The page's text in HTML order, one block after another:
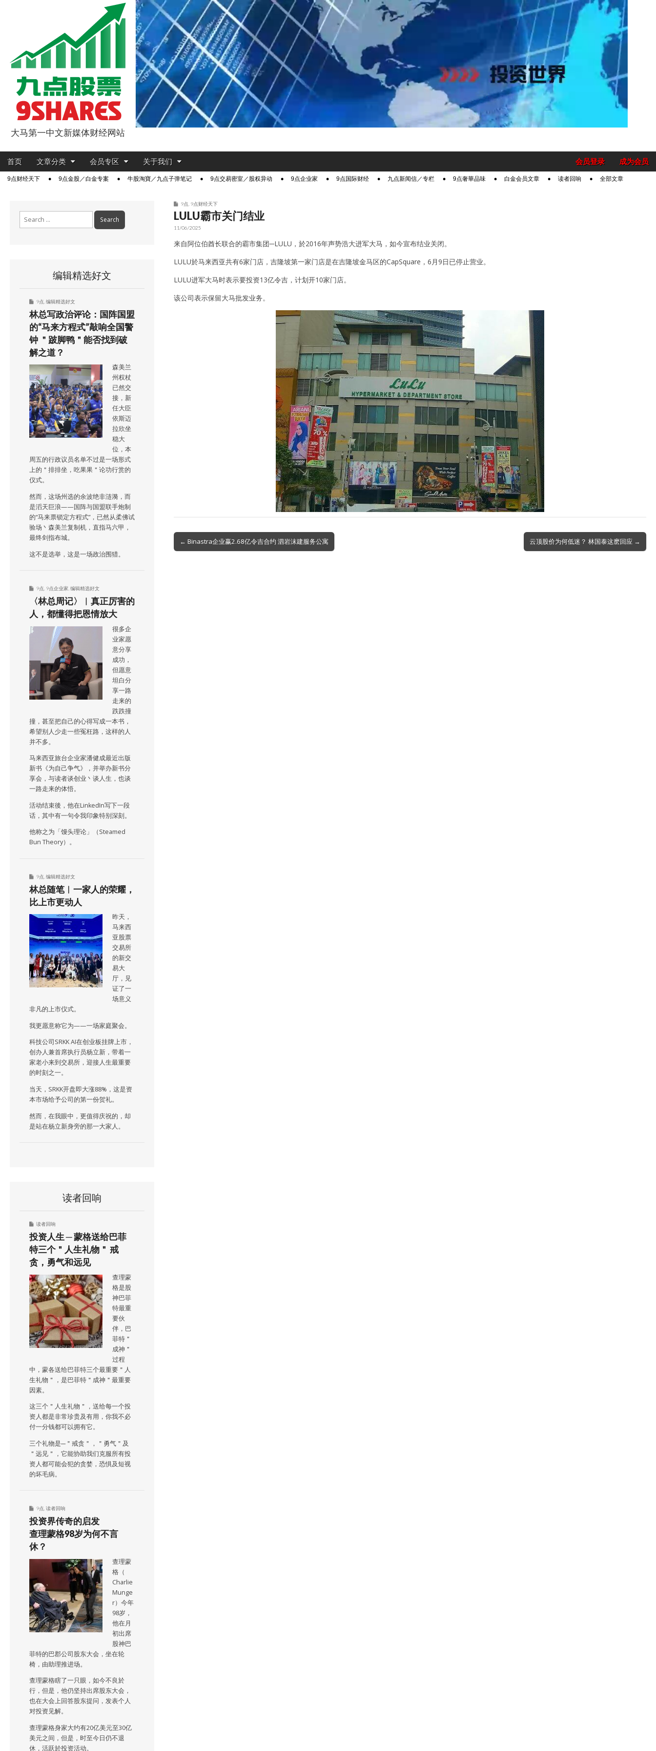
9点股票
大马第一中文新媒体财经网站
Main
Skip
content
首页 文章分类 会员专区 关于我们 成为会员
会员登录
Sub9点财经天下 9点金股／白金专案 牛股淘寶／九点子弹笔记 9点交易密室／股权异动 9点企业家 9点国际财经 九点新闻信／专栏 9点奢華品味 白金会员文章 读者回响 全部文章
9点 9点财经天下
LULU霸市关门结业
11/06/2025
来自阿位伯酋长联合的霸市集团─LULU，於2016年声势浩大进军大马，如今宣布结业关闭。
LULU於马来西亚共有6家门店，吉隆坡第一家门店是在吉隆坡金马区的CapSquare，6月9日已停止营业。
LULU进军大马时表示要投资13亿令吉，计划开10家门店。
该公司表示保留大马批发业务。
Post
navigation
← Binastra企业赢2.68亿令吉合约 泗岩沫建服务公寓 云顶股价为何低迷？ 林国泰这麽回应 →
编辑精选好文
9点 编辑精选好文
林总写政治评论：国阵国盟
的“马来方程式”敲响全国警
钟 ＂跛脚鸭＂能否找到破
解之道？
森美兰
州权杖
已然交
接，新
任大臣
依斯迈
拉欣坐
稳大
位，本
周五的行政议员名单不过是一场形式
上的＂排排坐，吃果果＂论功行赏的
仪式。
然而，这场州选的余波绝非涟漪，而
是滔天巨浪——国阵与国盟联手炮制
的“马来票锁定方程式”，已然从柔佛试
验场丶森美兰复制机，直指马六甲，
最终剑指布城。
这不是选举，这是一场政治围猎。
9点 9点企业家 编辑精选好文
〈林总周记〉︱真正厉害的
人，都懂得把恩情放大
很多企
业家愿
意分享
成功，
但愿意
坦白分
享一路
走来的
跌跌撞
撞，甚至把自己的心得写成一本书，
希望别人少走一些冤枉路，这样的人
并不多。
马来西亚旅台企业家潘健成最近出版
新书《为自己争气》，并举办新书分
享会，与读者谈创业丶谈人生，也谈
一路走来的体悟。
活动结束後，他在LinkedIn写下一段
话，其中有一句令我印象特别深刻。
他称之为「馒头理论」（Steamed
Bun Theory）。
9点 编辑精选好文
林总随笔︱一家人的荣耀，
比上市更动人
昨天，
马来西
亚股票
交易所
的新交
易大
厅，见
证了一
场意义
非凡的上市仪式。
我更愿意称它为——一场家庭聚会。
科技公司SRKK AI在创业板挂牌上市，
创办人兼首席执行员杨立新，带着一
家老小来到交易所，迎接人生最重要
的时刻之一。
当天，SRKK开盘即大涨88%，这是资
本市场给予公司的第一份贺礼。
然而，在我眼中，更值得庆祝的，却
是站在杨立新身旁的那一大家人。
读者回响
读者回响
投资人生 ─ 蒙格送给巴菲
特三个＂人生礼物＂ 戒
贪，勇气和远见
查理蒙
格是股
神巴菲
特最重
要伙
伴，巴
菲特＂
成神＂
过程
中，蒙各送给巴菲特三个最重要＂人
生礼物＂，是巴菲特＂成神＂最重要
因素。
这三个＂人生礼物＂，送给每一个投
资人都是非常珍贵及有用，你我不必
付一分钱都可以拥有它。
三个礼物是─＂戒贪＂，＂勇气＂及
＂远见＂，它能协助我们克服所有投
资人都可能会犯的贪婪，恐惧及短视
的坏毛病。
9点 读者回响
投资界传奇的启发
查理蒙格98岁为何不言
休？
查理蒙
格（
Charlie
Munge
r）今年
98岁，
他在月
初出席
股神巴
菲特的巴郡公司股东大会，坐在轮
椅，由助理推进场。
查理蒙格瞎了一只眼，如今不良於
行，但是，他仍坚持出席股东大会，
也在大会上回答股东提问，发表个人
对投资见解。
查理蒙格身家大约有20亿美元至30亿
美元之间，但是，时至今日仍不退
休，活跃於投资活动。